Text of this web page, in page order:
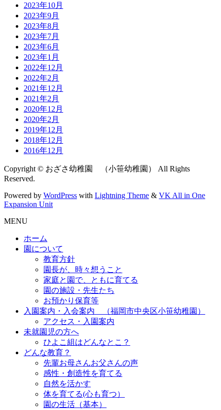
2023年10月
2023年9月
2023年8月
2023年7月
2023年6月
2023年1月
2022年12月
2022年2月
2021年12月
2021年2月
2020年12月
2020年2月
2019年12月
2018年12月
2016年12月
Copyright © おざさ幼稚園 （小笹幼稚園） All Rights
Reserved.
Powered by WordPress with Lightning Theme & VK All in One
Expansion Unit
MENU
ホーム
園について
教育方針
園長が、時々想うこと
家庭と園で、ともに育てる
園の施設・先生たち
お預かり保育等
入園案内・入会案内 （福岡市中央区小笹幼稚園）
アクセス・入園案内
未就園児の方へ
ひよこ組はどんなとこ？
どんな教育？
先輩お母さんお父さんの声
感性・創造性を育てる
自然を活かす
体を育てる(心も育つ）
園の生活（基本）